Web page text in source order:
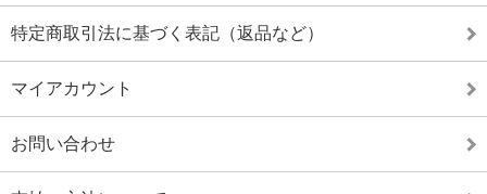
特定商取引法に基づく表記（返品など）
マイアカウント
お問い合わせ